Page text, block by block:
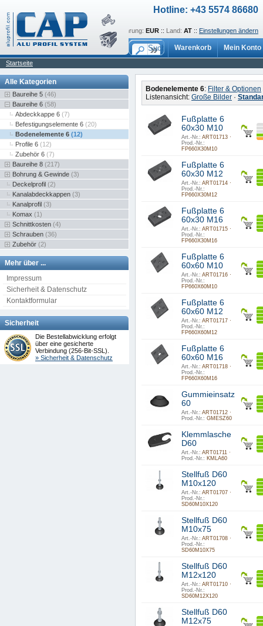
Hotline: +43 5574 86680
Sprache: de:: Währung: EUR :: Land: AT :: Einstellungen ändern
Warenkorb Mein Konto
Startseite
Alle Kategorien
Baureihe 5 (46)
Baureihe 6 (58)
Abdeckkappe 6 (7)
Befestigungselemente 6 (20)
Bodenelemente 6 (12)
Profile 6 (12)
Zubehör 6 (7)
Baureihe 8 (217)
Bohrung & Gewinde (3)
Deckelprofil (2)
Kanalabdeckkappen (3)
Kanalprofil (3)
Komax (1)
Schnittkosten (4)
Schrauben (36)
Zubehör (2)
Mehr über ...
Impressum
Sicherheit & Datenschutz
Kontaktformular
Sicherheit
Die Bestellabwicklung erfolgt
über eine gesicherte
Verbindung (256-Bit-SSL).
» Sicherheit & Datenschutz
Bodenelemente 6: Filter & Optionen
Listenansicht: Große Bilder ·
Fußplatte 6
60x30 M10
Art.-Nr.: ART01713 ·
Prod.-Nr.:
FP660X30M10
Fußplatte 6
60x30 M12
Art.-Nr.: ART01714 ·
Prod.-Nr.:
FP660X30M12
Fußplatte 6
60x30 M16
Art.-Nr.: ART01715 ·
Prod.-Nr.:
FP660X30M16
Fußplatte 6
60x60 M10
Art.-Nr.: ART01716 ·
Prod.-Nr.:
FP660X60M10
Fußplatte 6
60x60 M12
Art.-Nr.: ART01717 ·
Prod.-Nr.:
FP660X60M12
Fußplatte 6
60x60 M16
Art.-Nr.: ART01718 ·
Prod.-Nr.:
FP660X60M16
Gummieinsatz
60
Art.-Nr.: ART01712 ·
Prod.-Nr.: GMESZ60
Klemmlasche
D60
Art.-Nr.: ART01711 ·
Prod.-Nr.: KMLA60
Stellfuß D60
M10x120
Art.-Nr.: ART01707 ·
Prod.-Nr.:
SD60M10X120
Stellfuß D60
M10x75
Art.-Nr.: ART01708 ·
Prod.-Nr.:
SD60M10X75
Stellfuß D60
M12x120
Art.-Nr.: ART01710 ·
Prod.-Nr.:
SD60M12X120
Stellfuß D60
M12x75